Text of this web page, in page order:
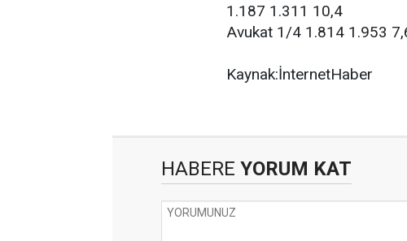
1.187 1.311 10,4
Avukat 1/4 1.814 1.953
Kaynak:İnternetHaber
HABERE YORUM KAT